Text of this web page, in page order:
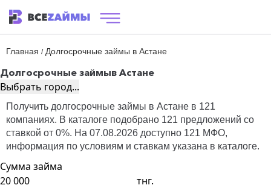
Главная / Долгосрочные займы в Астане
Долгосрочные займыв Астане
Выбрать город...
Получить долгосрочные займы в Астане в 121
компаниях. В каталоге подобрано 121 предложений со
ставкой от 0%. На 07.08.2026 доступно 121 МФО,
информация по условиям и ставкам указана в каталоге.
Сумма займа
тнг.